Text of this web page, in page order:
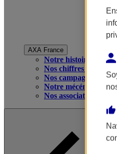
AXA France
Notre histoire
Nos chiffres clés
Nos campagnes
Notre mécénat
Nos associations